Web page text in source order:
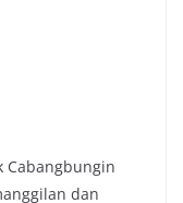
Cabangbungin
dan